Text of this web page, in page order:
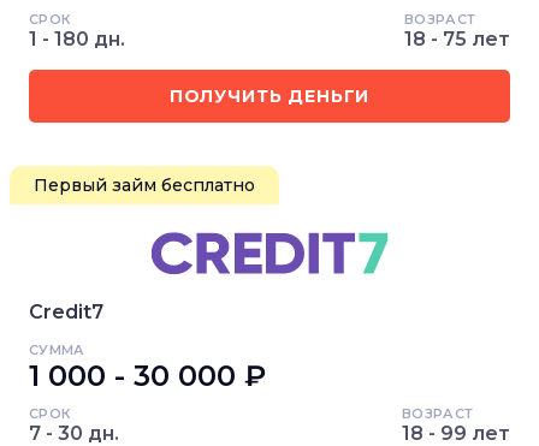
СРОК
1 - 180 дн.
ВОЗРАСТ
18 - 75 лет
ПОЛУЧИТЬ ДЕНЬГИ
Первый займ бесплатно
Credit7
СУММА
1 000 - 30 000 ₽
СРОК
7 - 30 дн.
ВОЗРАСТ
18 - 99 лет